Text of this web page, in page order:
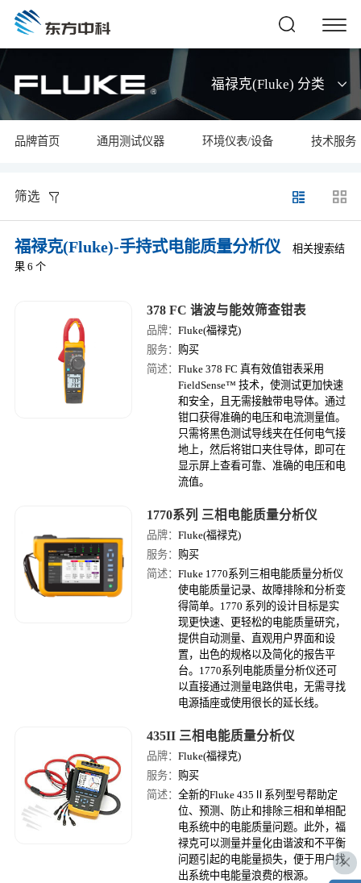
福禄克(Fluke) 分类
品牌首页 通用测试仪器 环境仪表/设备 技术服务
筛选
福禄克(Fluke)-手持式电能质量分析仪
相关搜索结
果 6 个
378 FC 谐波与能效筛查钳表
品牌：Fluke(福禄克)
服务： 购买
简述：Fluke 378 FC 真有效值钳表采用
FieldSense™ 技术，使测试更加快速
和安全，且无需接触带电导体。通过
钳口获得准确的电压和电流测量值。
只需将黑色测试导线夹在任何电气接
地上，然后将钳口夹住导体，即可在
显示屏上查看可靠、准确的电压和电
流值。
1770系列 三相电能质量分析仪
品牌：Fluke(福禄克)
服务： 购买
简述：Fluke 1770系列三相电能质量分析仪
使电能质量记录、故障排除和分析变
得简单。1770 系列的设计目标是实
现更快速、更轻松的电能质量研究，
提供自动测量、直观用户界面和设
置，出色的规格以及简化的报告平
台。1770系列电能质量分析仪还可
以直接通过测量电路供电，无需寻找
电源插座或使用很长的延长线。
435II 三相电能质量分析仪
品牌：Fluke(福禄克)
服务： 购买
简述：全新的Fluke 435Ⅱ系列型号帮助定
位、预测、防止和排除三相和单相配
电系统中的电能质量问题。此外，福
禄克可以测量并量化由谐波和不平衡
问题引起的电能量损失，便于用户找
出系统中电能量浪费的根源。